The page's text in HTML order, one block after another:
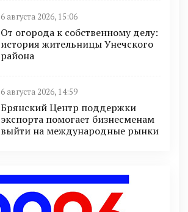
6 августа 2026, 15:06
От огорода к собственному делу:
история жительницы Унечского
района
6 августа 2026, 14:59
Брянский Центр поддержки
экспорта помогает бизнесменам
выйти на международные рынки